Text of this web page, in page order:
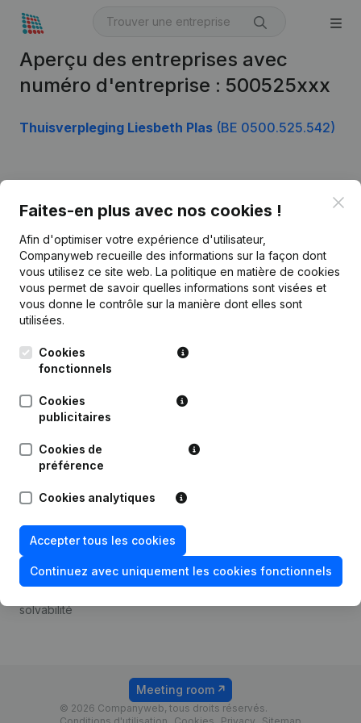
Aperçu des entreprises avec
numéro d'entreprise : 500525xxx
Thuisverpleging Liesbeth Plas (BE 0500.525.542)
Faites-en plus avec nos cookies !
Afin d'optimiser votre expérience d'utilisateur,
Companyweb recueille des informations sur la façon dont
vous utilisez ce site web. La politique en matière de cookies
vous permet de savoir quelles informations sont visées et
vous donne le contrôle sur la manière dont elles sont
utilisées.
Cookies
fonctionnels
Cookies
publicitaires
Cookies de
préférence
Cookies analytiques
Accepter tous les cookies
Continuez avec uniquement les cookies fonctionnels
Français
Kantorenpark Everest
Leuvensesteenweg
1800 Vilvoorde
Informations d’entreprise
Monitoring
Recherche internationale
Prospection
Compliance et prévention
de la fraude
Consulter des comptes
Recherche de numéro de
TVA
solvabilité
Tarifs
© 2026 Companyweb, tous droits réservés.
Meeting room